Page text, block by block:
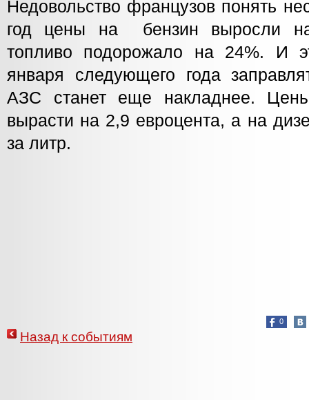
Недовольство французов понять
год цены на бензин выросли
топливо подорожало на 24%. И
января следующего года
АЗС станет еще накладнее.
вырасти на 2,9 евроцента, а на
за литр.
0
Назад к событиям